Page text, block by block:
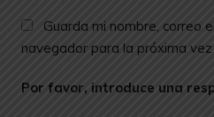
Guarda mi nombre, correo
navegador para la próxima
Por favor, introduce una